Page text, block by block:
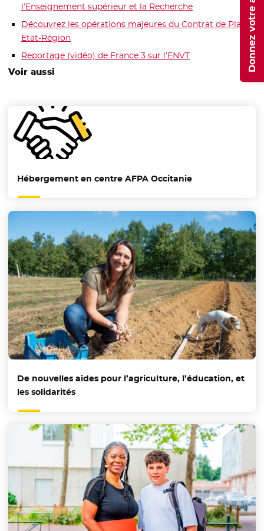
l’Enseignement supérieur et la Recherche
Découvrez les opérations majeures du Contrat de Plan
Etat-Région
Reportage (vidéo) de France 3 sur l’ENVT- Nouvelle fenêtre
Voir aussi
Hébergement en centre AFPA Occitanie
De nouvelles aides pour l’agriculture, l’éducation, et
les solidarités
Donnez votre avis